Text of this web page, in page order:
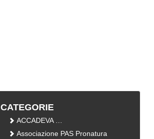
CATEGORIE
ACCADEVA …
Associazione PAS Pronatura